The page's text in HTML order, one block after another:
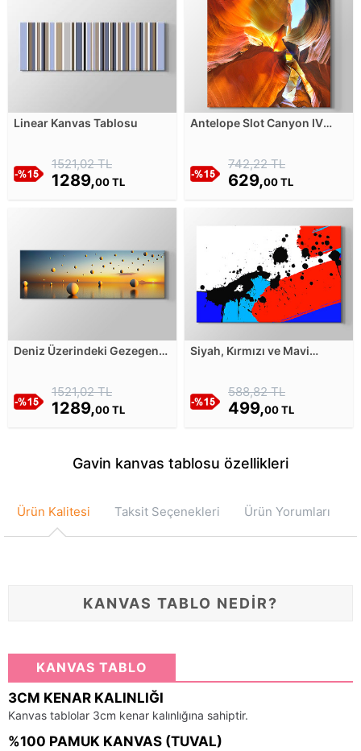
Linear Kanvas Tablosu
1521,02 TL
1289,00 TL
Antelope Slot Canyon IV
742,22 TL
629,00 TL
Deniz Üzerindeki Gezegen
1521,02 TL
1289,00 TL
Siyah, Kırmızı ve Mavi
588,82 TL
499,00 TL
Gavin kanvas tablosu özellikleri
Ürün Kalitesi Taksit Seçenekleri Ürün Yorumları
KANVAS TABLO NEDİR?
KANVAS TABLO
3CM KENAR KALINLIĞI
Kanvas tablolar 3cm kenar kalınlığına sahiptir.
%100 PAMUK KANVAS (TUVAL)